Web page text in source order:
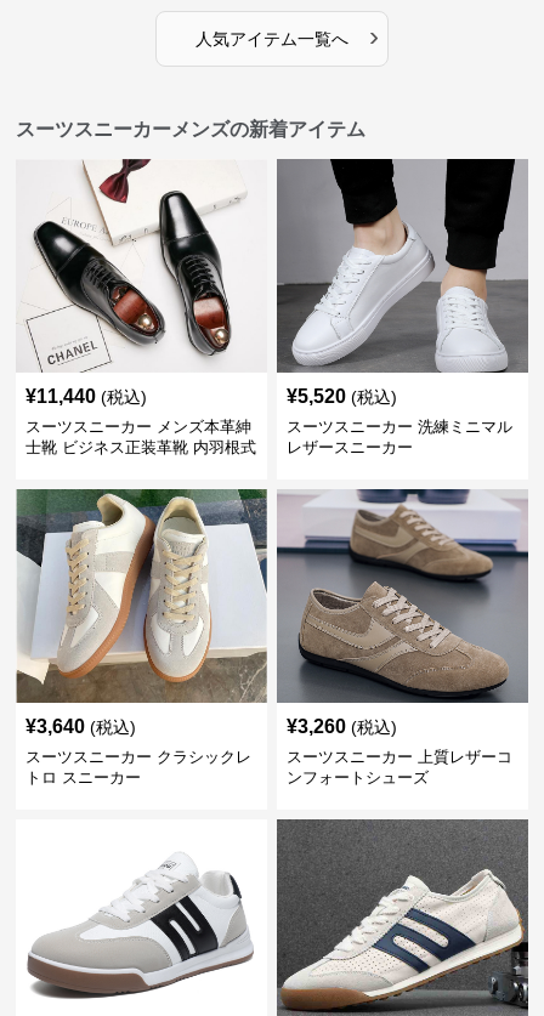
人気アイテム一覧へ ›
スーツスニーカーメンズの新着アイテム
¥11,440 (税込)
スーツスニーカー メンズ本革紳
士靴 ビジネス正装革靴 内羽根式
¥5,520 (税込)
スーツスニーカー 洗練ミニマル
レザースニーカー
¥3,640 (税込)
スーツスニーカー クラシックレ
トロ スニーカー
¥3,260 (税込)
スーツスニーカー 上質レザーコ
ンフォートシューズ